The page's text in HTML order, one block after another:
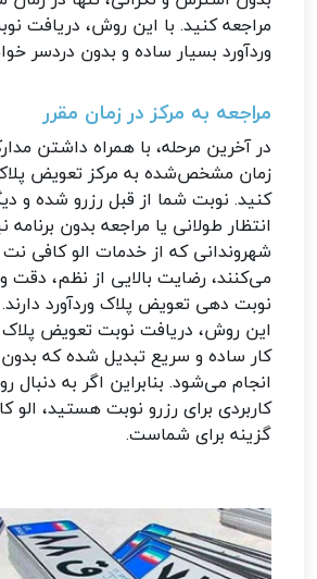
مراجعه کنید. با این روش، دریافت
وردآورد بسیار ساده و بدون دردسر
مراجعه به مرکز در زمان مقرر
در آخرین مرحله، با همراه داشتن
زمان مشخص‌شده به مرکز تعویض پلاک
کنید. نوبت شما از قبل رزرو شده و
انتظار طولانی یا مراجعه بدون
شهروندانی که از خدمات الو کافی
می‌کنند، رضایت بالایی از نظم، دقت
نوبت دهی تعویض پلاک وردآورد دارند.
این روش، دریافت نوبت تعویض پلاک
کار ساده و سریع تبدیل شده که
انجام می‌شود. بنابراین اگر به
کاربردی برای رزرو نوبت هستید، الو
گزینه برای شماست.